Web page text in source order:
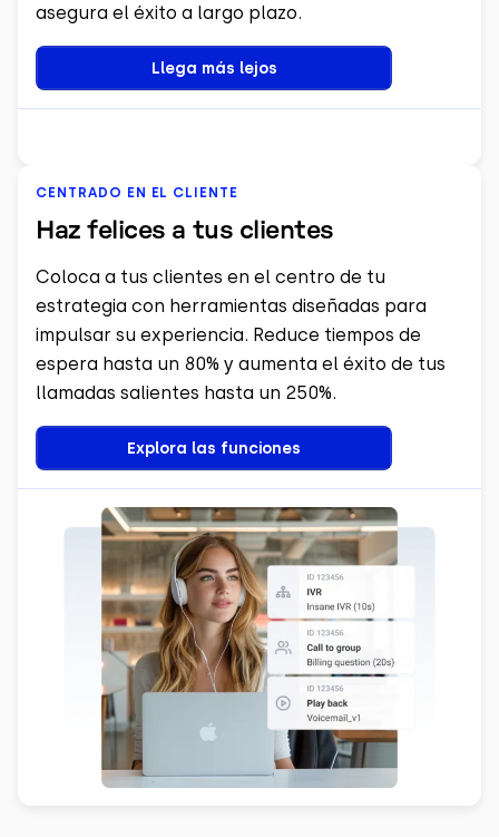
asegura el éxito a largo plazo.
Llega más lejos
CENTRADO EN EL CLIENTE
Haz felices a tus clientes
Coloca a tus clientes en el centro de tu
estrategia con herramientas diseñadas para
impulsar su experiencia. Reduce tiempos de
espera hasta un 80% y aumenta el éxito de tus
llamadas salientes hasta un 250%.
Explora las funciones